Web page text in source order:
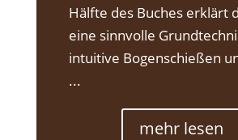
Hälfte des Buches erklärt
eine sinnvolle
intuitive Bogenschießen
...
mehr lesen